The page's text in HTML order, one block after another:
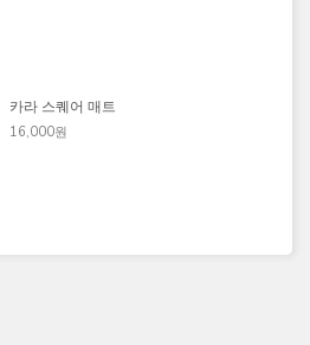
카라 스퀘어 매트
16,000원